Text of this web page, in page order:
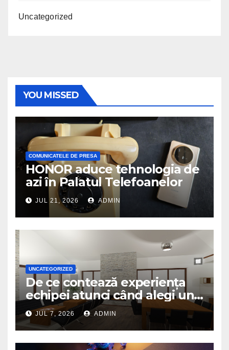
Uncategorized
YOU MISSED
COMUNICATELE DE PRESA
HONOR aduce tehnologia de
azi în Palatul Telefoanelor
JUL 21, 2026 ADMIN
UNCATEGORIZED
De ce contează experiența
echipei atunci când alegi un
birou de arhitectură
JUL 7, 2026 ADMIN